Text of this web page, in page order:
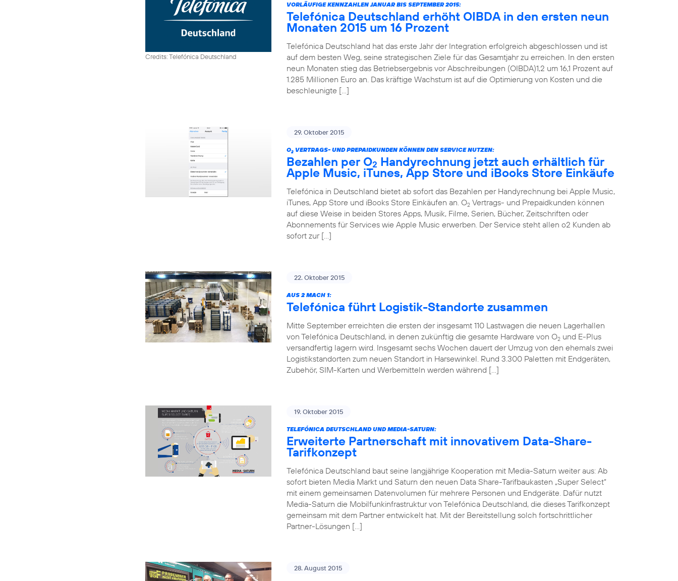
Credits: Telefónica Deutschland
VORLÄUFIGE KENNZAHLEN JANUAR BIS SEPTEMBER 2015:
Telefónica Deutschland erhöht OIBDA in den ersten neun
Monaten 2015 um 16 Prozent
Telefónica Deutschland hat das erste Jahr der Integration erfolgreich abgeschlossen und ist
auf dem besten Weg, seine strategischen Ziele für das Gesamtjahr zu erreichen. In den ersten
neun Monaten stieg das Betriebsergebnis vor Abschreibungen (OIBDA)1,2 um 16,1 Prozent auf
1.285 Millionen Euro an. Das kräftige Wachstum ist auf die Optimierung von Kosten und die
beschleunigte […]
29. Oktober 2015
O2 VERTRAGS- UND PREPAIDKUNDEN KÖNNEN DEN SERVICE NUTZEN:
Bezahlen per O2 Handyrechnung jetzt auch erhältlich für
Apple Music, iTunes, App Store und iBooks Store Einkäufe
Telefónica in Deutschland bietet ab sofort das Bezahlen per Handyrechnung bei Apple Music,
iTunes, App Store und iBooks Store Einkäufen an. O2 Vertrags- und Prepaidkunden können
auf diese Weise in beiden Stores Apps, Musik, Filme, Serien, Bücher, Zeitschriften oder
Abonnements für Services wie Apple Music erwerben. Der Service steht allen o2 Kunden ab
sofort zur […]
22. Oktober 2015
AUS 2 MACH 1:
Telefónica führt Logistik-Standorte zusammen
Mitte September erreichten die ersten der insgesamt 110 Lastwagen die neuen Lagerhallen
von Telefónica Deutschland, in denen zukünftig die gesamte Hardware von O2 und E-Plus
versandfertig lagern wird. Insgesamt sechs Wochen dauert der Umzug von den ehemals zwei
Logistikstandorten zum neuen Standort in Harsewinkel. Rund 3.300 Paletten mit Endgeräten,
Zubehör, SIM-Karten und Werbemitteln werden während […]
19. Oktober 2015
TELEFÓNICA DEUTSCHLAND UND MEDIA-SATURN:
Erweiterte Partnerschaft mit innovativem Data-Share-
Tarifkonzept
Telefónica Deutschland baut seine langjährige Kooperation mit Media-Saturn weiter aus: Ab
sofort bieten Media Markt und Saturn den neuen Data Share-Tarifbaukasten „Super Select“
mit einem gemeinsamen Datenvolumen für mehrere Personen und Endgeräte. Dafür nutzt
Media-Saturn die Mobilfunkinfrastruktur von Telefónica Deutschland, die dieses Tarifkonzept
gemeinsam mit dem Partner entwickelt hat. Mit der Bereitstellung solch fortschrittlicher
Partner-Lösungen […]
28. August 2015